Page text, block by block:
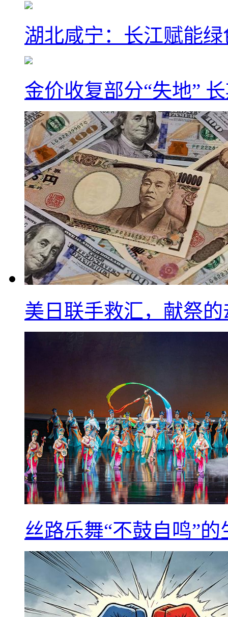
湖北咸宁：长江赋能
金价收复部分“失地”
美日联手救汇，献祭
丝路乐舞“不鼓自鸣”